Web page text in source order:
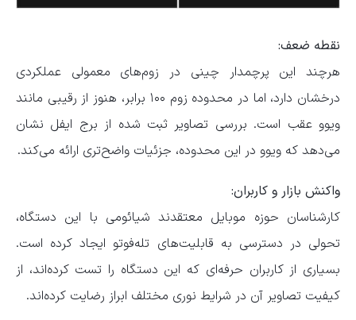
نقطه ضعف:
هرچند این پرچمدار چینی در زوم‌های معمولی عملکردی
درخشان دارد، اما در محدوده زوم ۱۰۰ برابر، هنوز از رقیبی مانند
ویوو عقب است. بررسی تصاویر ثبت شده از برج ایفل نشان
می‌دهد که ویوو در این محدوده، جزئیات واضح‌تری ارائه می‌کند.
واکنش بازار و کاربران:
کارشناسان حوزه موبایل معتقدند شیائومی با این دستگاه،
تحولی در دسترسی به قابلیت‌های تله‌فوتو ایجاد کرده است.
بسیاری از کاربران حرفه‌ای که این دستگاه را تست کرده‌اند، از
کیفیت تصاویر آن در شرایط نوری مختلف ابراز رضایت کرده‌اند.